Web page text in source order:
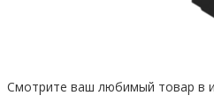
Смотрите ваш любимый товар в